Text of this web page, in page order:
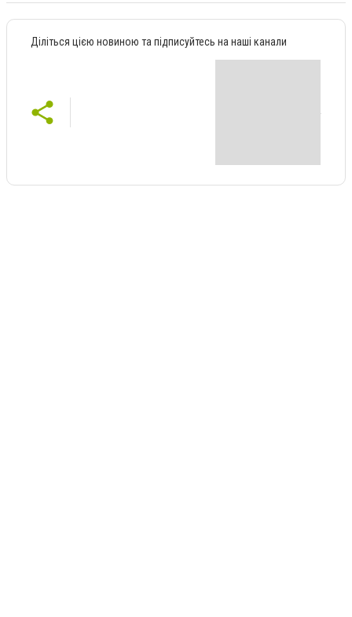
Діліться цією новиною та підписуйтесь на наші канали